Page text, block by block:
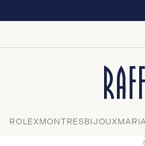
ROLEXMONTRESBIJOUX